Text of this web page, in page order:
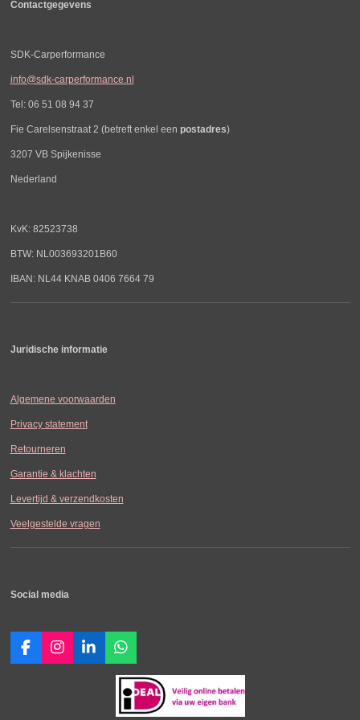
Contactgegevens
SDK-Carperformance
info@sdk-carperformance.nl
Tel: 06 51 08 94 37
Fie Carelsenstraat 2 (betreft enkel een postadres)
3207 VB Spijkenisse
Nederland
KvK: 82523738
BTW: NL003693201B60
IBAN: NL44 KNAB 0406 7664 79
Juridische informatie
Algemene voorwaarden
Privacy statement
Retourneren
Garantie & klachten
Levertijd & verzendkosten
Veelgestelde vragen
Social media
F
a
I
n
L
i
W
h
a
s